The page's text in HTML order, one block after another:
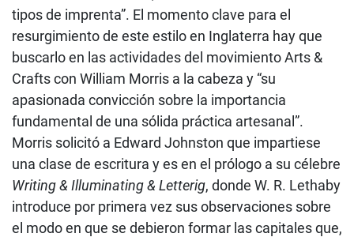
tipos de imprenta”. El momento clave para el
resurgimiento de este estilo en Inglaterra hay que
buscarlo en las actividades del movimiento Arts &
Crafts con William Morris a la cabeza y “su
apasionada convicción sobre la importancia
fundamental de una sólida práctica artesanal”.
Morris solicitó a Edward Johnston que impartiese
una clase de escritura y es en el prólogo a su célebre
Writing & Illuminating & Letterig, donde W. R. Lethaby
introduce por primera vez sus observaciones sobre
el modo en que se debieron formar las capitales que,